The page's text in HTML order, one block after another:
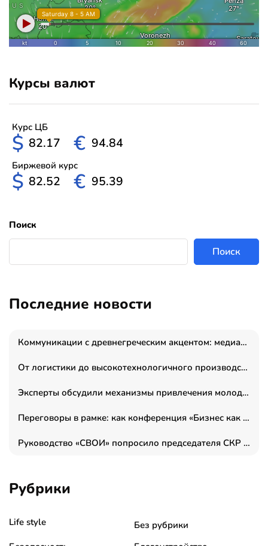
Курсы валют
Курс ЦБ
$ 82.17 € 94.84
Биржевой курс
$ 82.52 € 95.39
Поиск
Поиск
Последние новости
Коммуникации с древнегреческим акцентом: медиаменеджер и журналист Владимир Дергачев запустил коммуникационное агентство «Сократ 2.0»
От логистики до высокотехнологичного производства: как основатель “гагаринга” выстраивает экосистему безопасности и гражданских БПЛА
Эксперты обсудили механизмы привлечения молодых специалистов в промышленные города
Переговоры в рамке: как конференция «Бизнес как искусство» переформатирует деловой этикет в стенах ТПП РФ
Руководство «СВОИ» попросило председателя СКР дать правовую оценку обысков в тыловом штабе
Рубрики
Life style
Без рубрики